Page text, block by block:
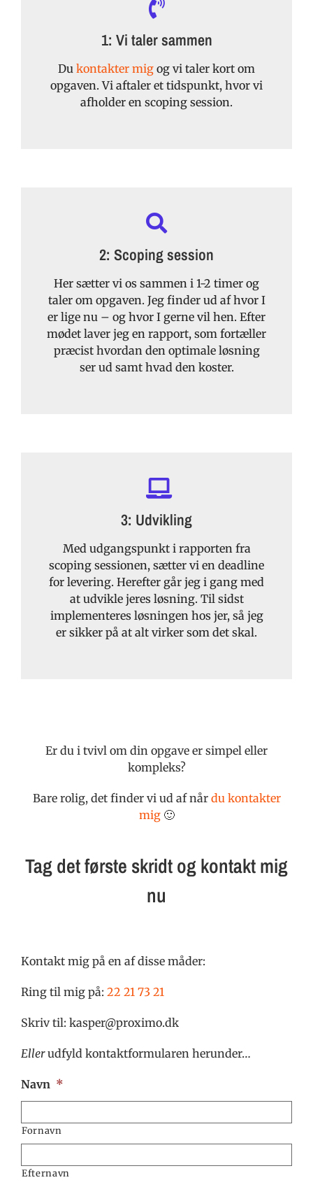
1: Vi taler sammen
Du kontakter mig og vi taler kort om
opgaven. Vi aftaler et tidspunkt, hvor vi
afholder en scoping session.
2: Scoping session
Her sætter vi os sammen i 1-2 timer og
taler om opgaven. Jeg finder ud af hvor I
er lige nu – og hvor I gerne vil hen. Efter
mødet laver jeg en rapport, som fortæller
præcist hvordan den optimale løsning
ser ud samt hvad den koster.
3: Udvikling
Med udgangspunkt i rapporten fra
scoping sessionen, sætter vi en deadline
for levering. Herefter går jeg i gang med
at udvikle jeres løsning. Til sidst
implementeres løsningen hos jer, så jeg
er sikker på at alt virker som det skal.
Er du i tvivl om din opgave er simpel eller
kompleks?
Bare rolig, det finder vi ud af når du kontakter
mig🙂
Tag det første skridt og kontakt mig
nu
Kontakt mig på en af disse måder:
Ring til mig på: 22 21 73 21
Skriv til: kasper@proximo.dk
Ellerudfyld kontaktformularen herunder…
Navn *
Fornavn
Efternavn